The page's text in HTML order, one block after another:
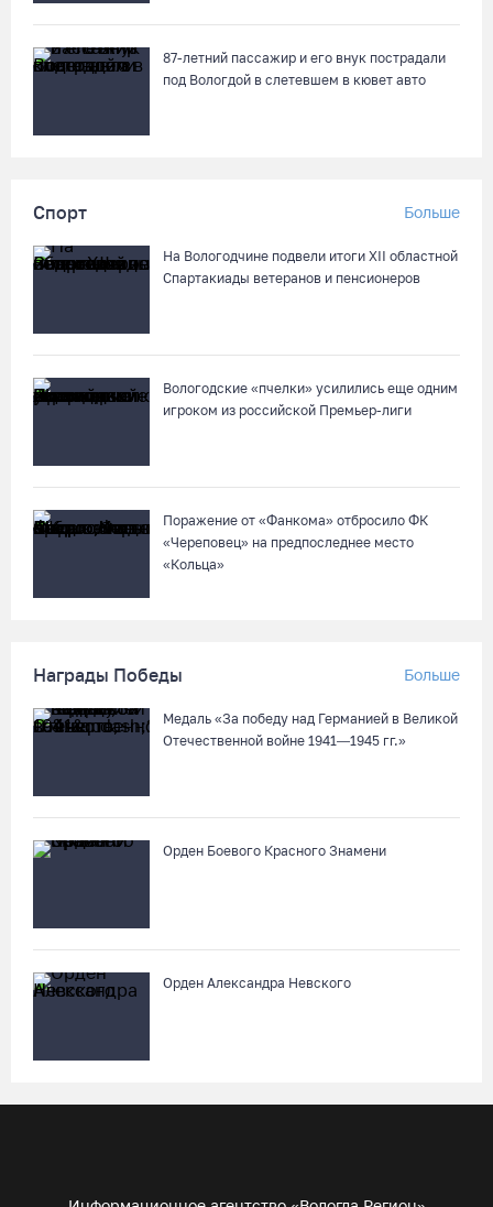
87-летний пассажир и его внук пострадали
под Вологдой в слетевшем в кювет авто
Спорт Больше
На Вологодчине подвели итоги XII областной
Спартакиады ветеранов и пенсионеров
Вологодские «пчелки» усилились еще одним
игроком из российской Премьер-лиги
Поражение от «Фанкома» отбросило ФК
«Череповец» на предпоследнее место
«Кольца»
Награды Победы Больше
Медаль «За победу над Германией в Великой
Отечественной войне 1941—1945 гг.»
Орден Боевого Красного Знамени
Орден Александра Невского